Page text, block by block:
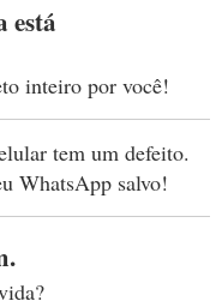
está
inteiro por você!
tem um defeito.
WhatsApp salvo!